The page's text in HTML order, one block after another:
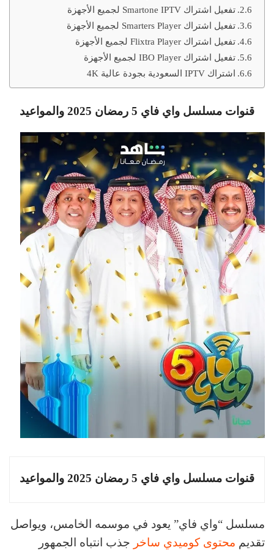
تفعيل اشتراك Smartone IPTV لجميع الأجهزة
تفعيل اشتراك Smarters Player لجميع الأجهزة
تفعيل اشتراك Flixtra Player لجميع الأجهزة
تفعيل اشتراك IBO Player لجميع الأجهزة
اشتراك IPTV السعودية بجودة عالية 4K
قنوات مسلسل واي فاي 5 رمضان 2025 والمواعيد
قنوات مسلسل واي فاي 5 رمضان 2025 والمواعيد
مسلسل “واي فاي” يعود في موسمه الخامس، ويواصل
تقديم محتوى كوميدي ساخر جذب انتباه الجمهور